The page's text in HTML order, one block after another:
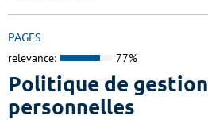
PAGES
relevance: 77%
Politique de
personnelles